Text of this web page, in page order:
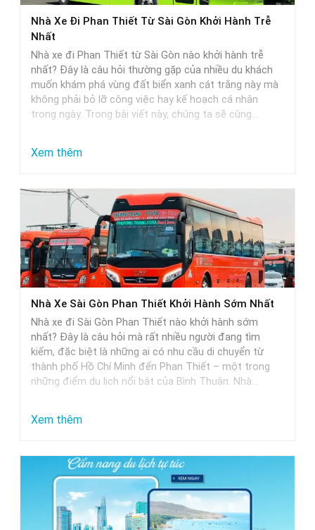
Phan
Thiết
Lựa
Chọn
Hoàn
Đôi
Nhà Xe Đi Phan Thiết Từ Sài Gòn Khởi Hành Trễ
Nhất
Nhà xe đi Phan Thiết từ Sài Gòn nào khởi hành trễ
nhất? Đây là câu hỏi thường gặp của nhiều du khách
muốn khám phá vùng đất biển xanh cát trắng này mà
không phải bỏ lỡ công việc hay kế hoạch cá nhân
trong ngày. Trong bài viết này, chúng ta sẽ cùng…
Xem thêm:
Xe
Đi
Phan
Thiết
Từ
Sài
Gòn
Khởi
Hành
Trễ
Nhất
Nhà Xe Sài Gòn Phan Thiết Khởi Hành Sớm Nhất
Nhà xe đi Sài Gòn Phan Thiết nào khởi hành sớm
nhất? Đây là câu hỏi mà rất nhiều người đang tìm
kiếm, đặc biệt là những ai có nhu cầu di chuyển từ
thành phố Hồ Chí Minh đến Phan Thiết – một trong
những điểm du lịch nổi bật của Bình Thuận. Nhà…
Xem thêm:
Xe
Sài
Gòn
Phan